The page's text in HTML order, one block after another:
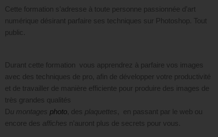
Cette formation s’adresse à toute personne passionnée d’art
numérique désirant parfaire ses techniques sur Photoshop. Tout
public.
Durant cette formation vous apprendrez à parfaire vos images
avec des techniques de pro, afin de développer votre productivité
et de travailler de manière efficiente pour produire des images de
très grandes qualités
Du montages photo , des plaquettes , en passant par le web ou
encore des affiches n’auront plus de secrets pour vous.